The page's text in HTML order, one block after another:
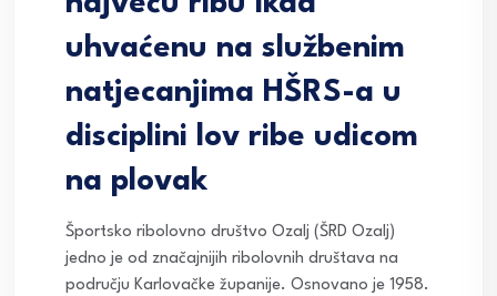
uhvaćenu na službenim
natjecanjima HŠRS-a u
disciplini lov ribe udicom
na plovak
Športsko ribolovno društvo Ozalj (ŠRD Ozalj)
jedno je od značajnijih ribolovnih društava na
području Karlovačke županije. Osnovano je 1958.